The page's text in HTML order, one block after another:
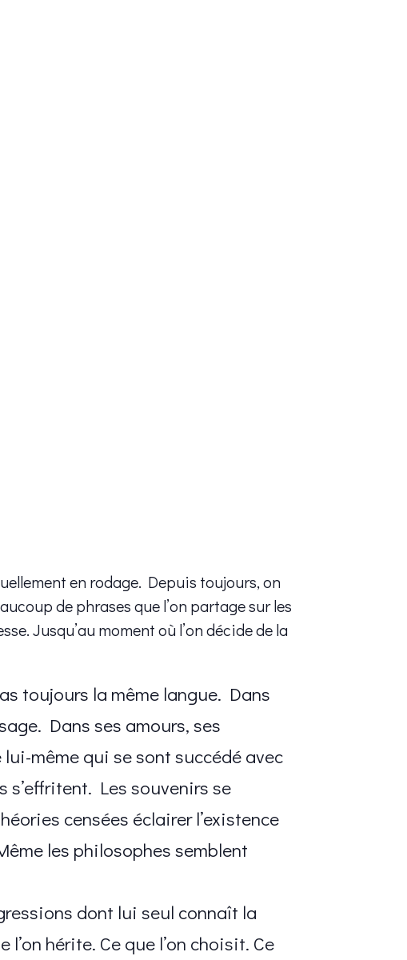
en rodage. Depuis toujours, on
de phrases que l’on partage sur les
Jusqu’au moment où l’on décide de la
toujours la même langue. Dans
Dans ses amours, ses
même qui se sont succédé avec
s’effritent. Les souvenirs se
censées éclairer l’existence
les philosophes semblent
dont lui seul connaît la
hérite. Ce que l’on choisit. Ce